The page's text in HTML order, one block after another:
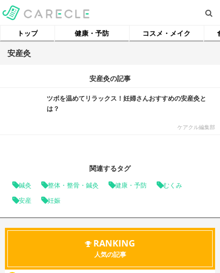
トップ 健康・予防 コスメ・メイク
安産灸
安産灸の記事
ツボを温めてリラックス！妊婦さんおすすめの安産灸と
は？
ケアクル編集部
関連するタグ
鍼灸 整体・整骨・鍼灸 健康・予防 むくみ
安産 妊娠
RANKING
人気の記事